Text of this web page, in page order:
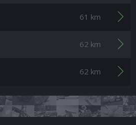
61 km
62 km
62 km